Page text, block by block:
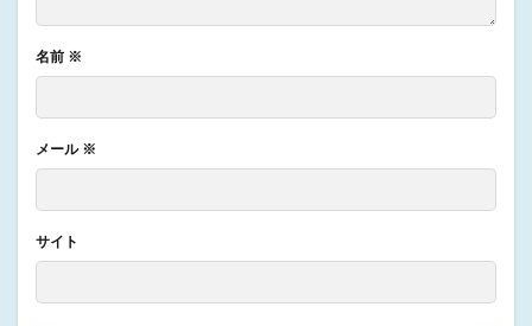
名前 ※
メール ※
サイト